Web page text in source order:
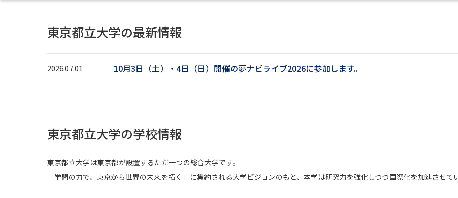
データサイエンス特集
奨学金・特待
進路の３択
来場型・Web型イベント特集
夢ナビ
東京都立大学の最新情報
2026.07.01 10月3日（土）・4日（日）開催の夢ナビライブ2026に参加します。
東京都立大学の学校情報
東京都立大学は東京都が設置するただ一つの総合大学です。
「学問の力で、東京から世界の未来を拓く」に集約される大学ビジョンのもと、本学は研究力を強化しつつ国際化を加速させて